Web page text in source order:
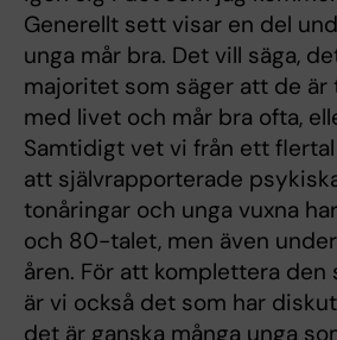
Generellt sett visar en del
unga mår bra. Det vill säga,
majoritet som säger att de är
med livet och mår bra ofta,
Samtidigt vet vi från ett
att självrapporterade
tonåringar och unga vuxna
och 80-talet, men även
åren. För att komplettera den
är vi också det som har
det är ganska många unga